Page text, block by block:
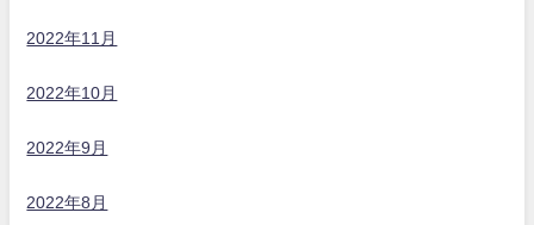
2022年11月
2022年10月
2022年9月
2022年8月